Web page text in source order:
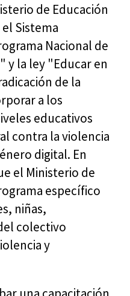
de Educación
Sistema
Nacional de
y la ley "Educar en
de la
a los
educativos
contra la violencia
digital. En
el Ministerio de
específico
niñas,
colectivo
y